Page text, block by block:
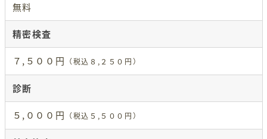
無料
精密検査
７,５００円 （税込８,２５０円）
診断
５,０００円 （税込５,５００円）